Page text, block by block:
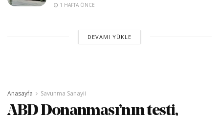
1 HAFTA ÖNCE
DEVAMI YÜKLE
Anasayfa Savunma Sanayii
ABD Donanması’nın testi,